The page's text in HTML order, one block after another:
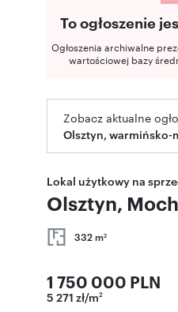
To ogłoszenie
Ogłoszenia archiwalne
wartościowej bazy
Zobacz aktualne
Olsztyn, warmińsko-
Lokal użytkowy na
Olsztyn,
332 m2
1 750 000 PLN
5 271 zł/m2